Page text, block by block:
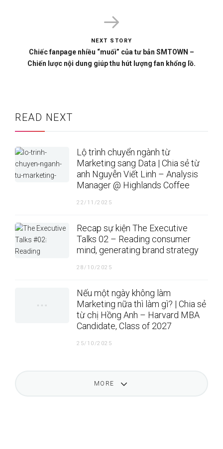
NEXT STORY
Chiếc fanpage nhiều “muối” của tư bản SMTOWN –
Chiến lược nội dung giúp thu hút lượng fan khổng lồ.
READ NEXT
Lộ trình chuyển ngành từ
Marketing sang Data | Chia sẻ từ
anh Nguyễn Viết Linh – Analysis
Manager @ Highlands Coffee
22/11/2025
Recap sự kiện The Executive
Talks 02 – Reading consumer
mind, generating brand strategy
28/10/2025
Nếu một ngày không làm
Marketing nữa thì làm gì? | Chia sẻ
từ chị Hồng Anh – Harvard MBA
Candidate, Class of 2027
25/10/2025
MORE